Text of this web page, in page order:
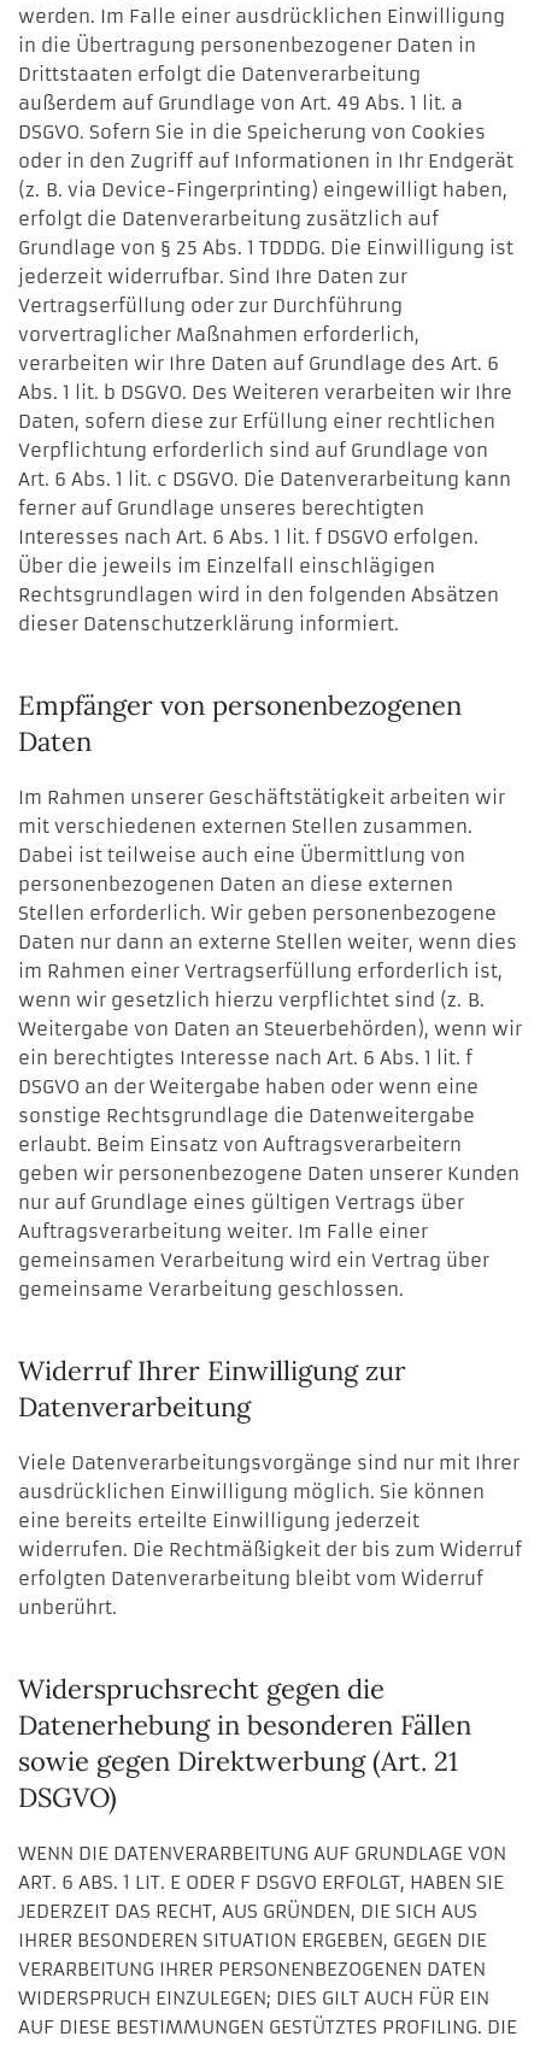
werden. Im Falle einer ausdrücklichen Einwilligung
in die Übertragung personenbezogener Daten in
Drittstaaten erfolgt die Datenverarbeitung
außerdem auf Grundlage von Art. 49 Abs. 1 lit. a
DSGVO. Sofern Sie in die Speicherung von Cookies
oder in den Zugriff auf Informationen in Ihr Endgerät
(z. B. via Device-Fingerprinting) eingewilligt haben,
erfolgt die Datenverarbeitung zusätzlich auf
Grundlage von § 25 Abs. 1 TDDDG. Die Einwilligung ist
jederzeit widerrufbar. Sind Ihre Daten zur
Vertragserfüllung oder zur Durchführung
vorvertraglicher Maßnahmen erforderlich,
verarbeiten wir Ihre Daten auf Grundlage des Art. 6
Abs. 1 lit. b DSGVO. Des Weiteren verarbeiten wir Ihre
Daten, sofern diese zur Erfüllung einer rechtlichen
Verpflichtung erforderlich sind auf Grundlage von
Art. 6 Abs. 1 lit. c DSGVO. Die Datenverarbeitung kann
ferner auf Grundlage unseres berechtigten
Interesses nach Art. 6 Abs. 1 lit. f DSGVO erfolgen.
Über die jeweils im Einzelfall einschlägigen
Rechtsgrundlagen wird in den folgenden Absätzen
dieser Datenschutzerklärung informiert.
Empfänger von personenbezogenen
Daten
Im Rahmen unserer Geschäftstätigkeit arbeiten wir
mit verschiedenen externen Stellen zusammen.
Dabei ist teilweise auch eine Übermittlung von
personenbezogenen Daten an diese externen
Stellen erforderlich. Wir geben personenbezogene
Daten nur dann an externe Stellen weiter, wenn dies
im Rahmen einer Vertragserfüllung erforderlich ist,
wenn wir gesetzlich hierzu verpflichtet sind (z. B.
Weitergabe von Daten an Steuerbehörden), wenn wir
ein berechtigtes Interesse nach Art. 6 Abs. 1 lit. f
DSGVO an der Weitergabe haben oder wenn eine
sonstige Rechtsgrundlage die Datenweitergabe
erlaubt. Beim Einsatz von Auftragsverarbeitern
geben wir personenbezogene Daten unserer Kunden
nur auf Grundlage eines gültigen Vertrags über
Auftragsverarbeitung weiter. Im Falle einer
gemeinsamen Verarbeitung wird ein Vertrag über
gemeinsame Verarbeitung geschlossen.
Widerruf Ihrer Einwilligung zur
Datenverarbeitung
Viele Datenverarbeitungsvorgänge sind nur mit Ihrer
ausdrücklichen Einwilligung möglich. Sie können
eine bereits erteilte Einwilligung jederzeit
widerrufen. Die Rechtmäßigkeit der bis zum Widerruf
erfolgten Datenverarbeitung bleibt vom Widerruf
unberührt.
Widerspruchsrecht gegen die
Datenerhebung in besonderen Fällen
sowie gegen Direktwerbung (Art. 21
DSGVO)
WENN DIE DATENVERARBEITUNG AUF GRUNDLAGE VON
ART. 6 ABS. 1 LIT. E ODER F DSGVO ERFOLGT, HABEN SIE
JEDERZEIT DAS RECHT, AUS GRÜNDEN, DIE SICH AUS
IHRER BESONDEREN SITUATION ERGEBEN, GEGEN DIE
VERARBEITUNG IHRER PERSONENBEZOGENEN DATEN
WIDERSPRUCH EINZULEGEN; DIES GILT AUCH FÜR EIN
AUF DIESE BESTIMMUNGEN GESTÜTZTES PROFILING. DIE